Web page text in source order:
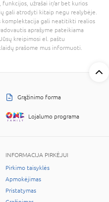
užrašai ir/ar bet kurios
gali atrodyti kitaip negu realybėje.
gali neatitikti realios
aprašyme pateikiama
kreipimosi el. paštu
prašome mus informuoti.
Grąžinimo forma
Lojalumo programa
INFORMACIJA PIRKĖJUI
Pirkimo taisyklės
Apmokėjimas
Pristatymas